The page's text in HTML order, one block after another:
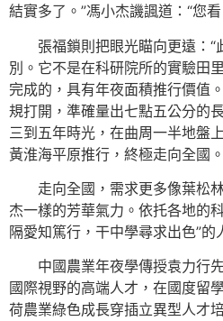
結實多了。”馮小杰譏諷道：“您
張福鎖則把眼光瞄向更遠：“
別。它不是在科研院所的實驗田
完成的，具有年夜面積推行價值
規打開，準確量出七點五公分的
三到五年時光，在曲周一半地盤
黃淮海平原推行，終極走向全國
走向全國，需求更多像葉松
杰一樣的芳華氣力。依托各地的
隔愛知篤行，干中學尋求出色”的
中國農業年夜學傳授袁力行
國際視野的高端人才，在國度留
荷農業綠色成長穿插立異型人才